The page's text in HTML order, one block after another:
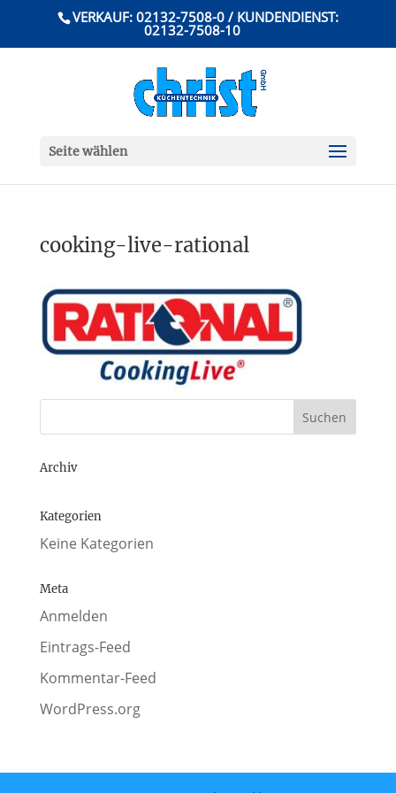
VERKAUF: 02132-7508-0 / KUNDENDIENST:
02132-7508-10
Seite wählen
cooking-live-rational
Archiv
Kategorien
Keine Kategorien
Meta
Anmelden
Eintrags-Feed
Kommentar-Feed
WordPress.org